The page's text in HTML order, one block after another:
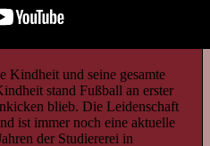
Kindheit und seine gesamte
stand Fußball an erster
blieb. Die Leidenschaft
ist immer noch eine aktuelle
der Studiererei in